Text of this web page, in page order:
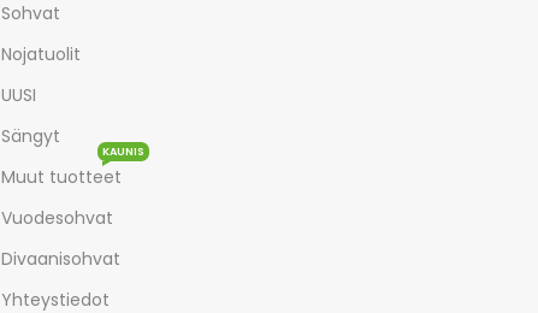
Sohvat
Nojatuolit
UUSI
Sängyt
Muut tuotteet
KAUNIS
Vuodesohvat
Divaanisohvat
Yhteystiedot